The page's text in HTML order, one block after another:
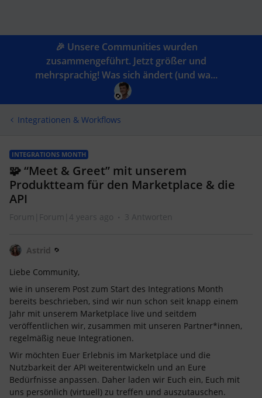
🎉 Unsere Communities wurden
zusammengeführt. Jetzt größer und
mehrsprachig! Was sich ändert (und wa...
Integrationen & Workflows
INTEGRATIONS MONTH
🧩 “Meet & Greet” mit unserem
Produktteam für den Marketplace & die
API
Forum|Forum|4 years ago 3 Antworten
Astrid
Liebe Community,
wie in unserem Post zum Start des Integrations Month
bereits beschrieben, sind wir nun schon seit knapp einem
Jahr mit unserem Marketplace live und seitdem
veröffentlichen wir, zusammen mit unseren Partner*innen,
regelmäßig neue Integrationen.
Wir möchten Euer Erlebnis im Marketplace und die
Nutzbarkeit der API weiterentwickeln und an Eure
Bedürfnisse anpassen. Daher laden wir Euch ein, Euch mit
uns persönlich (virtuell) zu treffen und auszutauschen.